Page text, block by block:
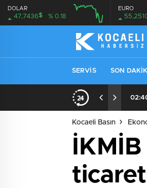
DOLAR
47,7436$ % 0.18
EURO
SERVIS SON
13:53
Kocaeli Basın